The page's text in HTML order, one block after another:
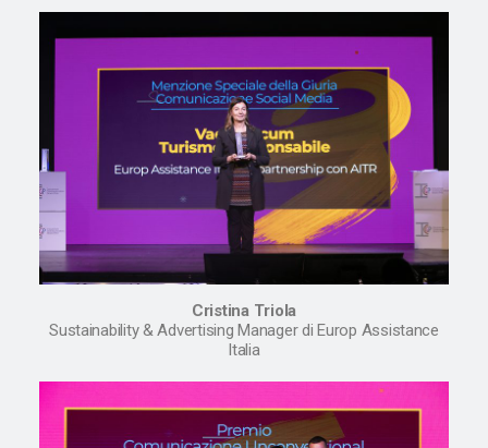
Cristina Triola
Sustainability & Advertising Manager di Europ Assistance
Italia